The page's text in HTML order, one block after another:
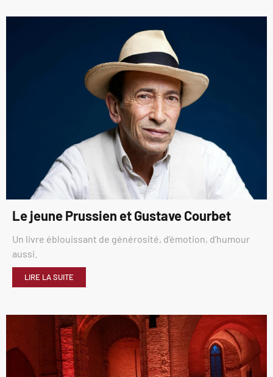
Le jeune Prussien et Gustave Courbet
Un livre éblouissant de générosité, d’émotion, d’humour
aussi.
LIRE LA SUITE